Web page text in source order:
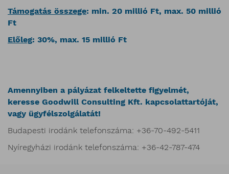
Támogatás összege: min. 20 millió Ft, max. 50 millió
Ft
Előleg: 30%, max. 15 millió Ft
Amennyiben a pályázat felkeltette figyelmét,
keresse Goodwill Consulting Kft. kapcsolattartóját,
vagy ügyfélszolgálatát!
Budapesti irodánk telefonszáma: +36-70-492-5411
Nyíregyházi irodánk telefonszáma: +36-42-787-474